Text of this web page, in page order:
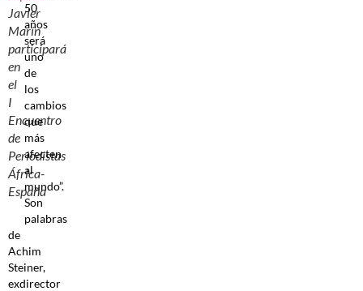
Javier
Marín
participará
en
el
I
Encuentro
de
Periodistas
África-
España
50
años
será
uno
de
los
cambios
que
más
afecten
al
mundo”.
Son
palabras
de
Achim
Steiner,
exdirector